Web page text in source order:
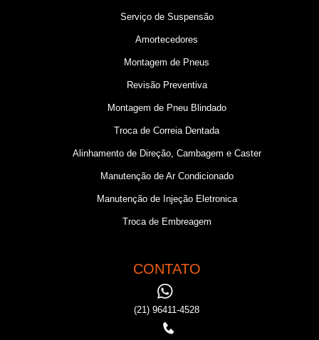
Serviço de Suspensão
Amortecedores
Montagem de Pneus
Revisão Preventiva
Montagem de Pneu Blindado
Troca de Correia Dentada
Alinhamento de Direção, Cambagem e Caster
Manutenção de Ar Condicionado
Manutenção de Injeção Eletronica
Troca de Embreagem
CONTATO
(21) 96411-4528